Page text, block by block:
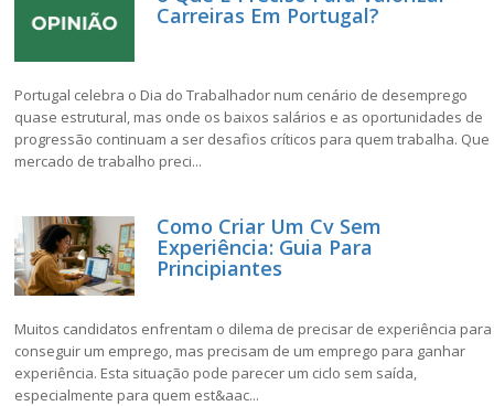
Carreiras Em Portugal?
Portugal celebra o Dia do Trabalhador num cenário de desemprego
quase estrutural, mas onde os baixos salários e as oportunidades de
progressão continuam a ser desafios críticos para quem trabalha. Que
mercado de trabalho preci...
Como Criar Um Cv Sem
Experiência: Guia Para
Principiantes
Muitos candidatos enfrentam o dilema de precisar de experiência para
conseguir um emprego, mas precisam de um emprego para ganhar
experiência. Esta situação pode parecer um ciclo sem saída,
especialmente para quem est&aac...